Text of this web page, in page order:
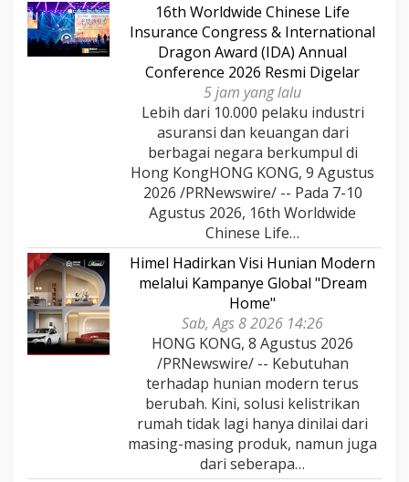
16th Worldwide Chinese Life
Insurance Congress & International
Dragon Award (IDA) Annual
Conference 2026 Resmi Digelar
5 jam yang lalu
Lebih dari 10.000 pelaku industri
asuransi dan keuangan dari
berbagai negara berkumpul di
Hong KongHONG KONG, 9 Agustus
2026 /PRNewswire/ -- Pada 7-10
Agustus 2026, 16th Worldwide
Chinese Life…
Himel Hadirkan Visi Hunian Modern
melalui Kampanye Global "Dream
Home"
Sab, Ags 8 2026 14:26
HONG KONG, 8 Agustus 2026
/PRNewswire/ -- Kebutuhan
terhadap hunian modern terus
berubah. Kini, solusi kelistrikan
rumah tidak lagi hanya dinilai dari
masing-masing produk, namun juga
dari seberapa…